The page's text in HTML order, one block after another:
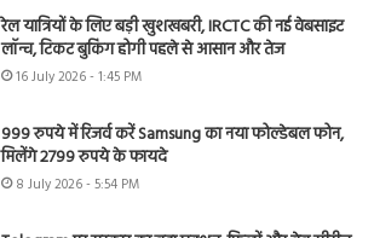
रेल यात्रियों के लिए बड़ी खुशखबरी, IRCTC की नई वेबसाइट
लॉन्च, टिकट बुकिंग होगी पहले से आसान और तेज
16 July 2026 - 1:45 PM
999 रुपये में रिजर्व करें Samsung का नया फोल्डेबल फोन,
मिलेंगे 2799 रुपये के फायदे
8 July 2026 - 5:54 PM